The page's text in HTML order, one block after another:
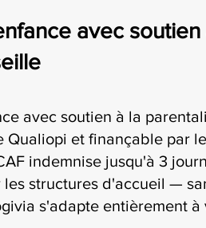
avec
avec soutien à la
Qualiopi et finançable par
indemnise jusqu'à 3
structures d'accueil —
s'adapte entièrement à